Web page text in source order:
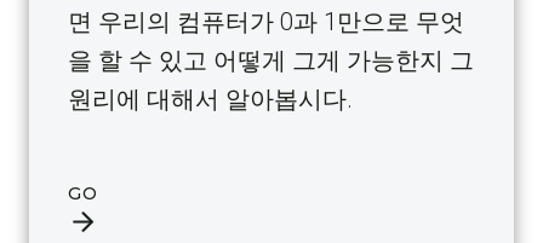
면 우리의 컴퓨터가 0과 1만으로 무엇
을 할 수 있고 어떻게 그게 가능한지 그
원리에 대해서 알아봅시다.
GO